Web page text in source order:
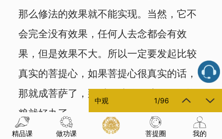
那么修法的效果就不能实现。当然，它不
会完全没有效果，任何人去念都会有效
果，但是效果不大。所以一定要发起比较
真实的菩提心，如果菩提心很真实的话，
那就成菩萨了，那时候清除罪障、积累资
粮就好办了。
中观 1/96
精品课 做功课 菩提圈 我的